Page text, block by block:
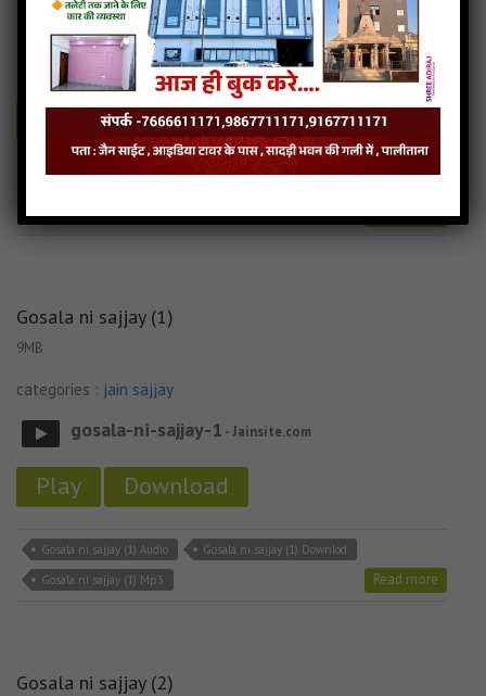
categories :jain sajjay
ashuchi-ni-sajjay- Jainsite.com
Download
Ashuchi ni Sajjay Mp3
Read more
Gosala ni sajjay (1)
9MB
categories : jain sajjay
gosala-ni-sajjay-1 - Jainsite.com
Play Download
Gosala ni sajjay (1) Audio
Gosala ni sajjay (1) Downlod
Gosala ni sajjay (1) Mp3
Read more
Gosala ni sajjay (2)